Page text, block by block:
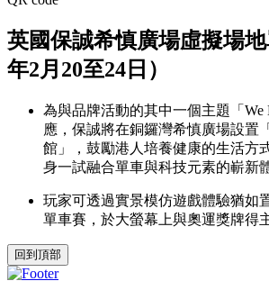
英國保誠希慎廣場虛擬場
年2月20至24日）
為與品牌活動的其中一個主題「We
應，保誠將在銅鑼灣希慎廣場設置
館」，鼓勵港人培養健康的生活方
身一試融合單車與科技元素的嶄新
玩家可透過實景模仿遊戲體驗猶如
單車賽，於大螢幕上與奧運獎牌得
回到頂部